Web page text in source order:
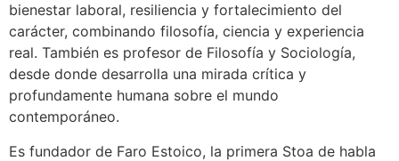
bienestar laboral, resiliencia y fortalecimiento del
carácter, combinando filosofía, ciencia y experiencia
real. También es profesor de Filosofía y Sociología,
desde donde desarrolla una mirada crítica y
profundamente humana sobre el mundo
contemporáneo.
Es fundador de Faro Estoico, la primera Stoa de habla